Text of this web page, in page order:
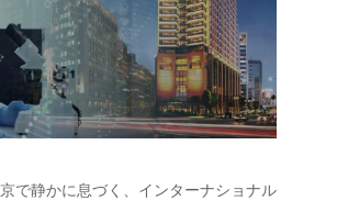
で静かに息づく、インターナショナル